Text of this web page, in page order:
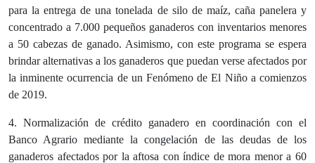
para la entrega de una tonelada de silo de maíz, caña panelera y
concentrado a 7.000 pequeños ganaderos con inventarios menores
a 50 cabezas de ganado. Asimismo, con este programa se espera
brindar alternativas a los ganaderos que puedan verse afectados por
la inminente ocurrencia de un Fenómeno de El Niño a comienzos
de 2019.
4. Normalización de crédito ganadero en coordinación con el
Banco Agrario mediante la congelación de las deudas de los
ganaderos afectados por la aftosa con índice de mora menor a 60